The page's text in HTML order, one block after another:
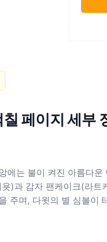
페이지 세부
에는 불이 켜진 아름다
)과 감자 팬케이크(라
주며, 다윗의 별 심볼이